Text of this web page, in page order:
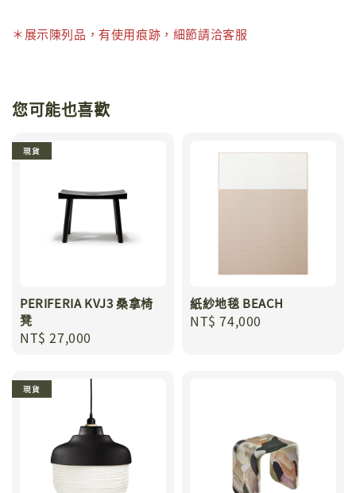
＊展示陳列品，有使用痕跡，細節請洽客服
您可能也喜歡
現貨
PERIFERIA KVJ3 桑拿椅
凳
Regular
NT$ 27,000
紙紗地毯 BEACH
Regular
NT$ 74,000
現貨